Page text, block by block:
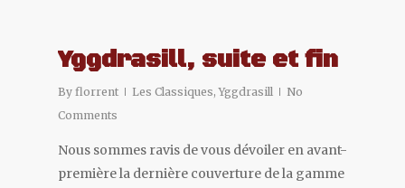
Yggdrasill, suite et fin
By florrent Les Classiques,Yggdrasill
No
Comments
Nous sommes ravis de vous dévoiler en avant-
première la dernière couverture de la gamme